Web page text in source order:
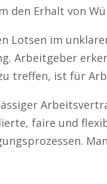
den Erhalt von
Lotsen im
Arbeitgeber
treffen, ist für
faire und